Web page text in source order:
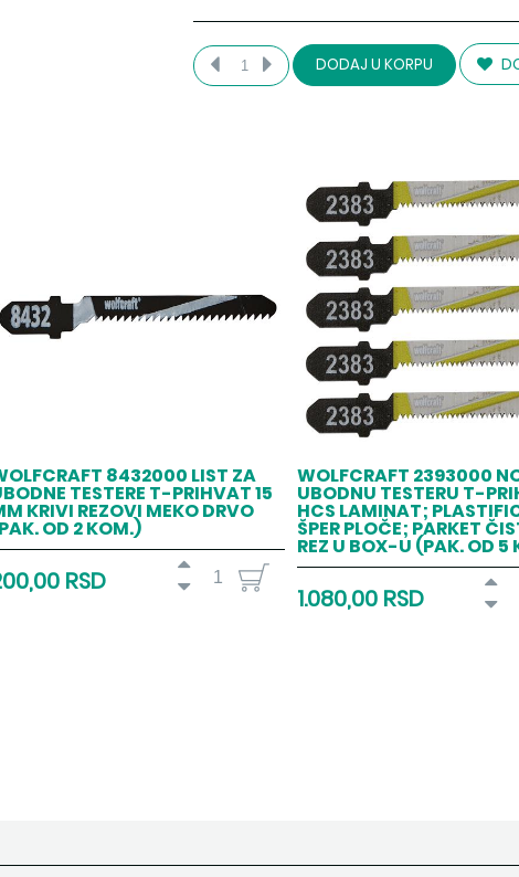
DODAJ U KORPU
8432000 LIST ZA
TESTERE T-PRIHVAT 15
KRIVI REZOVI MEKO DRVO
OD 2 KOM.)
RSD
WOLFCRAFT 2393000
UBODNU TESTERU T-
HCS LAMINAT;
ŠPER PLOČE; PARKET
REZ U BOX-U (PAK. OD 5
1.080,00 RSD